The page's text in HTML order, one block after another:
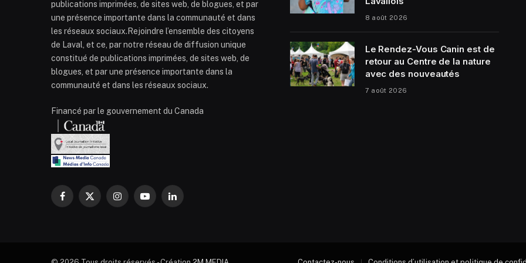
publications imprimées, de sites web, de blogues, et par
une présence importante dans la communauté et dans
les réseaux sociaux.Rejoindre l’ensemble des citoyens
de Laval, et ce, par notre réseau de diffusion unique
constitué de publications imprimées, de sites web, de
blogues, et par une présence importante dans la
communauté et dans les réseaux sociaux.
Financé par le gouvernement du Canada
Facebook
X
InstagramYouTubeLinkedIn
8 août 2026
Le Rendez-Vous Canin est de
retour au Centre de la nature
avec des nouveautés
7 août 2026